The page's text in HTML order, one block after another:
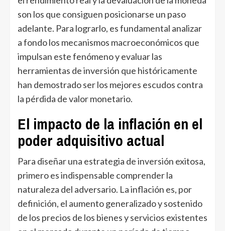
son los que consiguen posicionarse un paso
adelante. Para lograrlo, es fundamental analizar
a fondo los mecanismos macroeconómicos que
impulsan este fenómeno y evaluar las
herramientas de inversión que históricamente
han demostrado ser los mejores escudos contra
la pérdida de valor monetario.
El impacto de la inflación en el
poder adquisitivo actual
Para diseñar una estrategia de inversión exitosa,
primero es indispensable comprender la
naturaleza del adversario. La inflación es, por
definición, el aumento generalizado y sostenido
de los precios de los bienes y servicios existentes